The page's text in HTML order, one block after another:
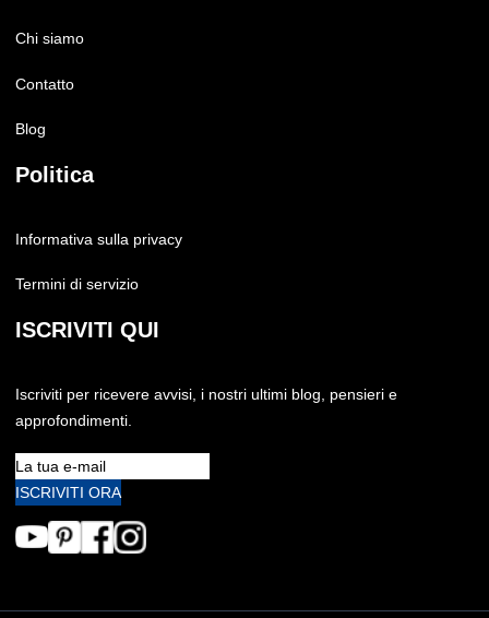
Chi siamo
Contatto
Blog
Politica
Informativa sulla privacy
Termini di servizio
ISCRIVITI QUI
Iscriviti per ricevere avvisi, i nostri ultimi blog, pensieri e
approfondimenti.
ISCRIVITI ORA